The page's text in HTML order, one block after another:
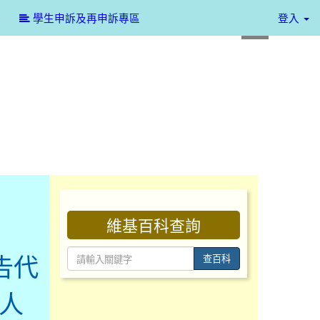
學生申訴及再申訴專區 登入
代
維基百科查詢
查百科